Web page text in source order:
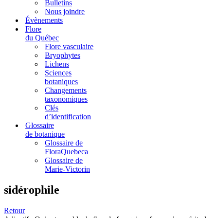
Bulletins
Nous joindre
Évènements
Flore
du Québec
Flore vasculaire
Bryophytes
Lichens
Sciences
botaniques
Changements
taxonomiques
Clés
d’identification
Glossaire
de botanique
Glossaire de
FloraQuebeca
Glossaire de
Marie-Victorin
sidérophile
Retour